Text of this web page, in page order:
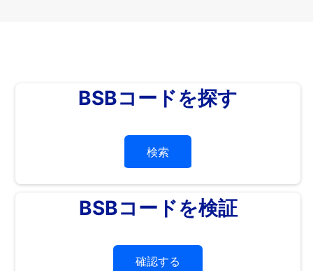
BSBコードを探す
検索
BSBコードを検証
確認する